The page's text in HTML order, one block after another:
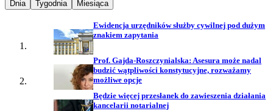
Najpopularniejsze wiadomości z
Dnia Najpopularniejsze wiadomości z
Tygodnia Najpopularniejsze wiadomości z
Miesiąca
Ewidencja urzędników służby cywilnej pod dużym
znakiem zapytania
Prof. Gajda-Roszczynialska: Asesura może nadal
budzić wątpliwości konstytucyjne, rozważamy
możliwe opcje
Będzie więcej przesłanek do zawieszenia działania
kancelarii notarialnej